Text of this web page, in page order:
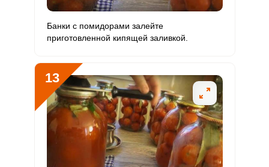
Банки с помидорами залейте
приготовленной кипящей заливкой.
13